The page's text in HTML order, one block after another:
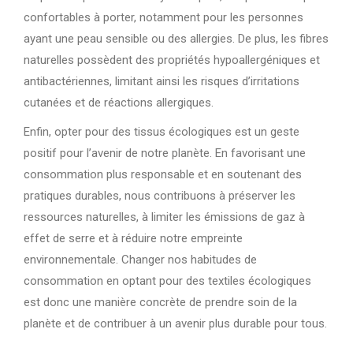
confortables à porter, notamment pour les personnes
ayant une peau sensible ou des allergies. De plus, les fibres
naturelles possèdent des propriétés hypoallergéniques et
antibactériennes, limitant ainsi les risques d’irritations
cutanées et de réactions allergiques.
Enfin, opter pour des tissus écologiques est un geste
positif pour l’avenir de notre planète. En favorisant une
consommation plus responsable et en soutenant des
pratiques durables, nous contribuons à préserver les
ressources naturelles, à limiter les émissions de gaz à
effet de serre et à réduire notre empreinte
environnementale. Changer nos habitudes de
consommation en optant pour des textiles écologiques
est donc une manière concrète de prendre soin de la
planète et de contribuer à un avenir plus durable pour tous.